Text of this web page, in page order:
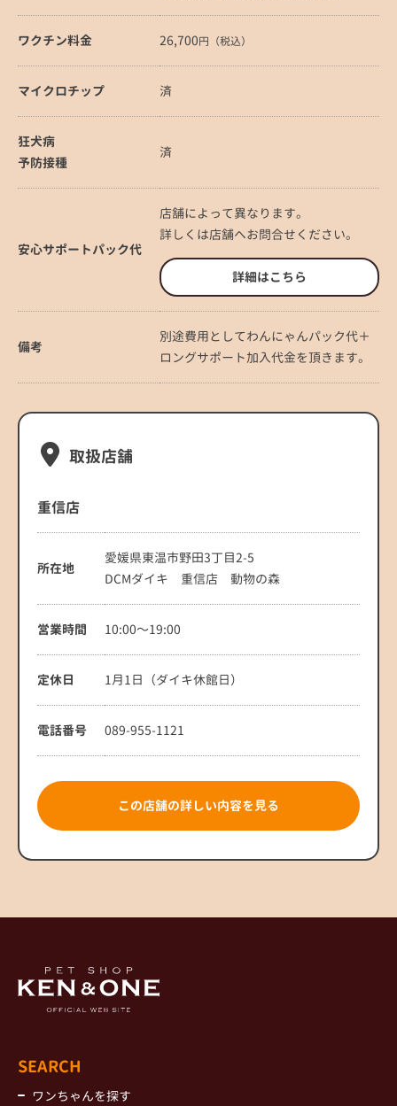
ワクチン料金 26,700円（税込）
マイクロチップ 済
狂犬病
予防接種
済
安心サポートパック代
店舗によって異なります。
詳しくは店舗へお問合せください。
詳細はこちら
備考
別途費用としてわんにゃんパック代＋
ロングサポート加入代金を頂きます。
取扱店舗
重信店
所在地
愛媛県東温市野田3丁目2-5
DCMダイキ 重信店 動物の森
営業時間 10:00〜19:00
定休日 1月1日（ダイキ休館日）
電話番号 089-955-1121
この店舗の詳しい内容を見る
SEARCH
ワンちゃんを探す